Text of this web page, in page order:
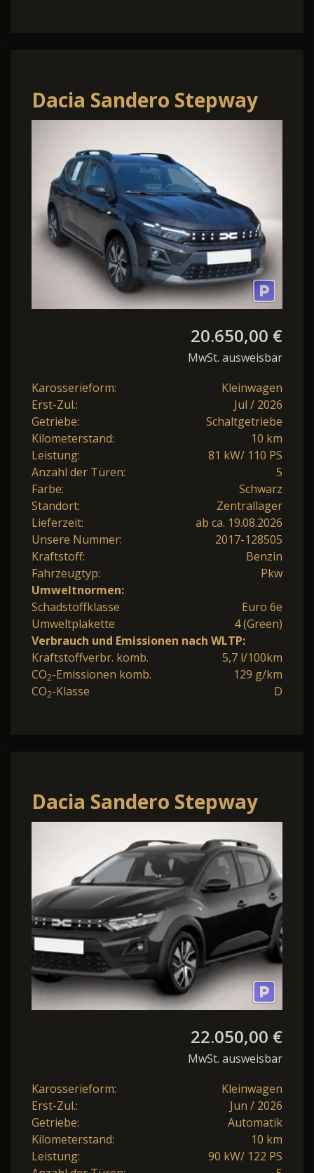
Dacia Sandero Stepway
TCe 110 Expression SHZ
20.650,00 €
MwSt. ausweisbar
Karosserieform:
Kleinwagen
Erst-Zul.:
Jul / 2026
Getriebe:
Schaltgetriebe
Kilometerstand:
10 km
Leistung:
81 kW/ 110 PS
Anzahl der Türen:
5
Farbe:
Schwarz
Standort:
Zentrallager
Lieferzeit:
ab ca. 19.08.2026
Unsere Nummer:
2017-128505
Kraftstoff:
Benzin
Fahrzeugtyp:
Pkw
Umweltnormen:
Schadstoffklasse
Euro 6e
Umweltplakette
4 (Green)
Verbrauch und Emissionen nach WLTP:
Kraftstoffverbr. komb.
5,7 l/100km
CO2-Emissionen komb.
129 g/km
CO2-Klasse D
Dacia Sandero Stepway
ECO-G 120 auto
Expression SHZ
22.050,00 €
MwSt. ausweisbar
Karosserieform:
Kleinwagen
Erst-Zul.:
Jun / 2026
Getriebe:
Automatik
Kilometerstand:
10 km
Leistung:
90 kW/ 122 PS